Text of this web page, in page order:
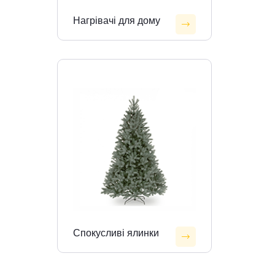
Нагрівачі для дому
Спокусливі ялинки